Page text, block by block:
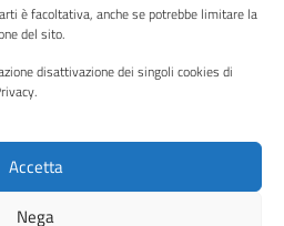
è facoltativa, anche se potrebbe limitare la
del sito.
disattivazione dei singoli cookies di
Accetta
Nega
Instagram